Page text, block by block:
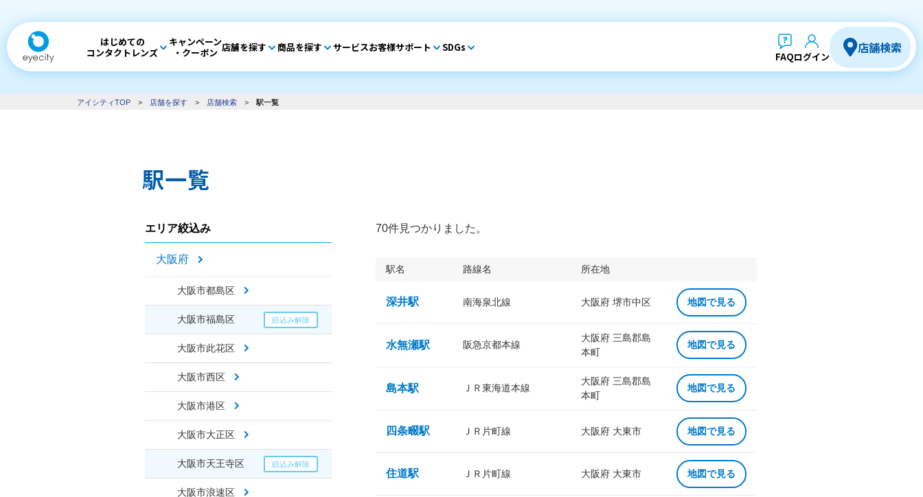
はじめての
コンタクトレンズ
キャンペーン
・クーポン 店舗を探す 商品を探す サービスお客様サポート SDGs
FAQログイン
店舗検索
アイシティTOP > 店舗を探す > 店舗検索 > 駅一覧
駅一覧
エリア絞込み
大阪府
大阪市都島区
大阪市福島区
大阪市此花区
大阪市西区
大阪市港区
大阪市大正区
大阪市天王寺区
大阪市浪速区
70件見つかりました。
駅名 路線名 所在地
深井駅 南海泉北線 大阪府 堺市中区 地図で見る
水無瀬駅 阪急京都本線
大阪府 三島郡島
本町
地図で見る
島本駅 ＪＲ東海道本線
大阪府 三島郡島
本町
地図で見る
四条畷駅 ＪＲ片町線 大阪府 大東市 地図で見る
住道駅 ＪＲ片町線 大阪府 大東市 地図で見る